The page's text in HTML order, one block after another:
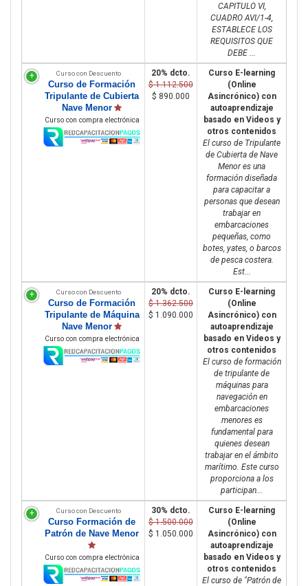
CAPITULO VI,
CUADRO AVI/1-4,
ESTABLECE LOS
REQUISITOS QUE
DEBE ...
Curso con Descuento
Curso de Formación
Tripulante de Cubierta
Nave Menor
Curso con compra electrónica
20% dcto.
$ 1.112.500
$ 890.000
Curso E-learning
(Online
Asincrónico) con
autoaprendizaje
basado en Videos y
otros contenidos
El curso de Tripulante
de Cubierta de Nave
Menor es una
formación diseñada
para capacitar a
personas que desean
trabajar en
embarcaciones
pequeñas, como
botes, yates, o barcos
de pesca costera.
Est...
Curso con Descuento
Curso de Formación
Tripulante de Máquina
Nave Menor
Curso con compra electrónica
20% dcto.
$ 1.362.500
$ 1.090.000
Curso E-learning
(Online
Asincrónico) con
autoaprendizaje
basado en Videos y
otros contenidos
El curso de formación
de tripulante de
máquinas para
navegación en
embarcaciones
menores es
fundamental para
quienes desean
trabajar en el ámbito
marítimo. Este curso
proporciona a los
participan...
Curso con Descuento
Curso Formación de
Patrón de Nave Menor
Curso con compra electrónica
30% dcto.
$ 1.500.000
$ 1.050.000
Curso E-learning
(Online
Asincrónico) con
autoaprendizaje
basado en Videos y
otros contenidos
El curso de "Patrón de